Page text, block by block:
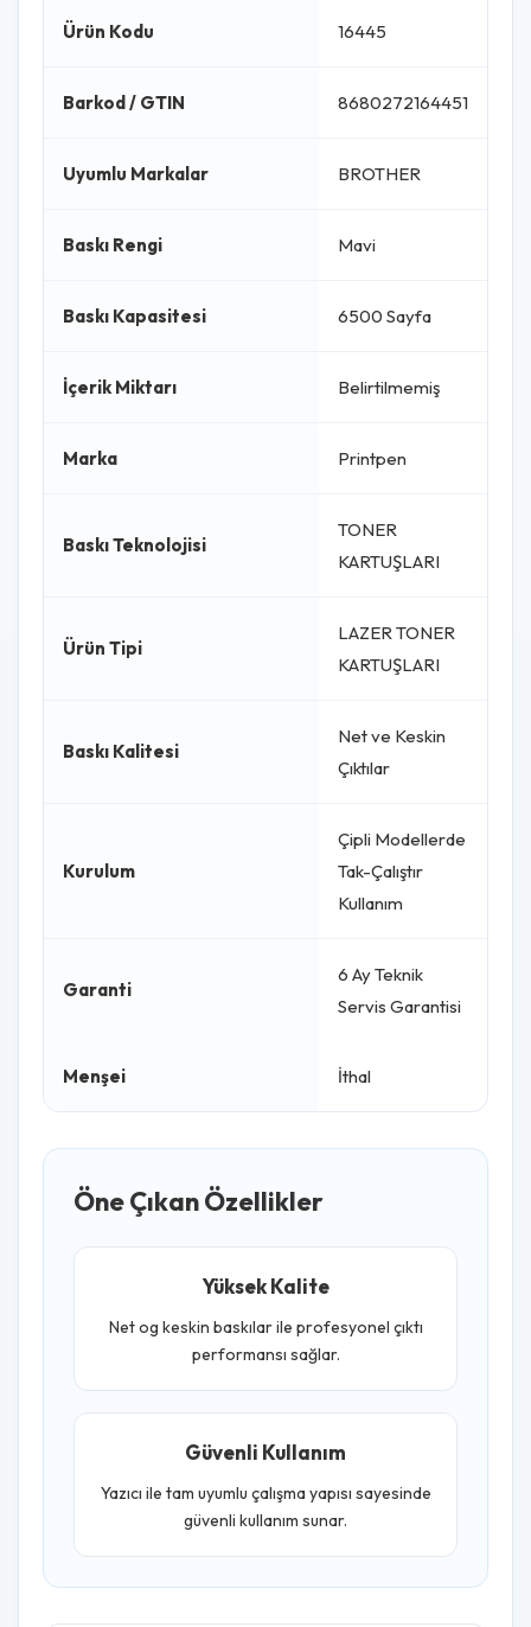
Ürün Kodu 16445
Barkod / GTIN 8680272164451
Uyumlu Markalar BROTHER
Baskı Rengi Mavi
Baskı Kapasitesi 6500 Sayfa
İçerik Miktarı Belirtilmemiş
Marka Printpen
Baskı Teknolojisi
TONER
KARTUŞLARI
Ürün Tipi
LAZER TONER
KARTUŞLARI
Baskı Kalitesi
Net ve Keskin
Çıktılar
Kurulum
Çipli Modellerde
Tak-Çalıştır
Kullanım
Garanti
6 Ay Teknik
Servis Garantisi
Menşei İthal
Öne Çıkan Özellikler
Yüksek Kalite
Net og keskin baskılar ile profesyonel çıktı
performansı sağlar.
Güvenli Kullanım
Yazıcı ile tam uyumlu çalışma yapısı sayesinde
güvenli kullanım sunar.